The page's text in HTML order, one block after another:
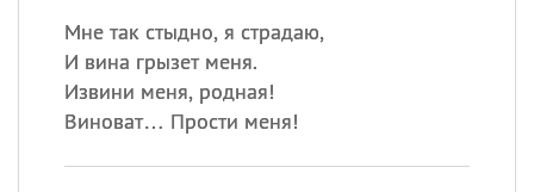
Мне так стыдно, я страдаю,
И вина грызет меня.
Извини меня, родная!
Виноват… Прости меня!
Lovers Day)
ИМЕНА